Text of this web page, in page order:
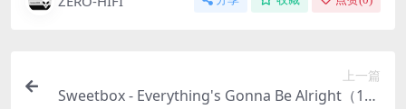
上一篇
Sweetbox - Everything's Gonna Be Alright（199